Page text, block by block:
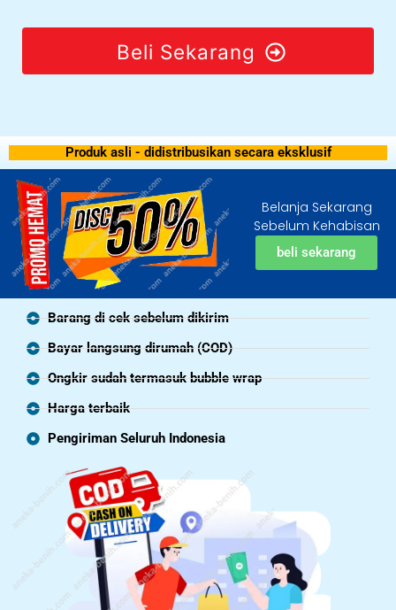
Beli Sekarang
Produk asli - didistribusikan secara eksklusif
Belanja Sekarang
Sebelum Kehabisan
beli sekarang
Barang di cek sebelum dikirim
Bayar langsung dirumah (COD)
Ongkir sudah termasuk bubble wrap
Harga terbaik
Pengiriman Seluruh Indonesia